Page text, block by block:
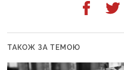
ТАКОЖ ЗА ТЕМОЮ